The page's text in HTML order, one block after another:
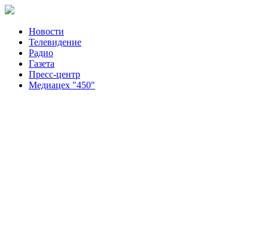
Новости
Телевидение
Радио
Газета
Пресс-центр
Медиацех "450"